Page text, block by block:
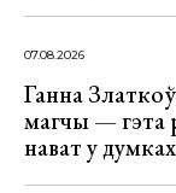
07.08.2026
Ганна
магчы — гэта
нават у